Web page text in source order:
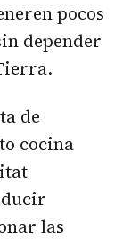
pocos
depender
de
cocina
las